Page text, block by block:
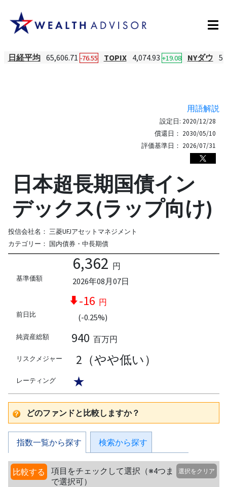
日経平均 65,606.71 -76.55 TOPIX 4,074.93 +19.08 NYダウ
用語解説
設定日: 2020/12/28
償還日： 2030/05/10
評価基準日： 2026/07/31
日本超長期国債イン
デックス(ラップ向け)
投信会社名： 三菱UFJアセットマネジメント
カテゴリー： 国内債券・中長期債
基準価額
6,362 円
2026年08月07日
前日比
-16 円
(-0.25%)
純資産総額 940 百万円
リスクメジャー 2（やや低い）
レーティング ★
どのファンドと比較しますか？
指数一覧から探す 検索から探す
比較する
項目をチェックして選択（※4つま
で選択可）
選択をクリア